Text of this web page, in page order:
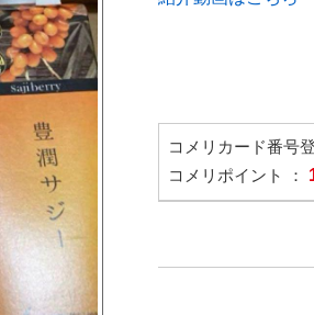
コメリカード番号
コメリポイント ：